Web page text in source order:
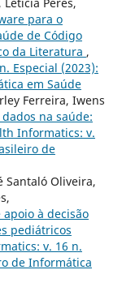
para o
de Código
da Literatura ,
Especial (2023):
em Saúde
Ferreira, Iwens
na saúde:
Informatics: v.
de
Santaló Oliveira,
à decisão
pediátricos
v. 16 n.
de Informática